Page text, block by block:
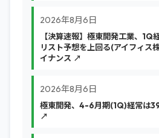
2026年8月6日
【決算速報】極東開発工業、1Q
リスト予想を上回る(アイフィス
イナンス ↗
2026年8月6日
極東開発、4-6月期(1Q)経常は
↗